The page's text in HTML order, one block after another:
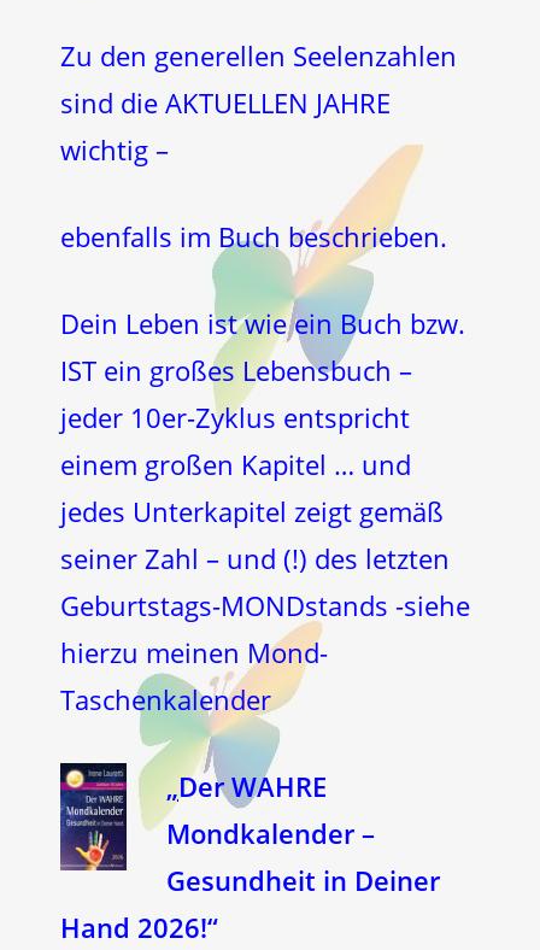
Zu den generellen Seelenzahlen
sind die AKTUELLEN JAHRE
wichtig –
ebenfalls im Buch beschrieben.
Dein Leben ist wie ein Buch bzw.
IST ein großes Lebensbuch –
jeder 10er-Zyklus entspricht
einem großen Kapitel … und
jedes Unterkapitel zeigt gemäß
seiner Zahl – und (!) des letzten
Geburtstags-MONDstands -siehe
hierzu meinen Mond-
Taschenkalender
„Der WAHRE
Mondkalender –
Gesundheit in Deiner
Hand 2026!“